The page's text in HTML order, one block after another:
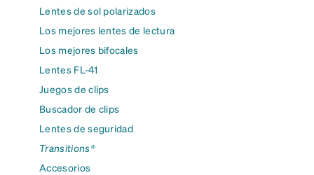
Lentes de sol polarizados
Los mejores lentes de lectura
Los mejores bifocales
Lentes FL-41
Juegos de clips
Buscador de clips
Lentes de seguridad
Transitions®
Accesorios